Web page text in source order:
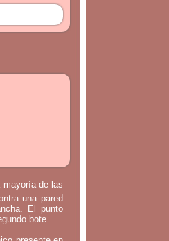
mayoría de las
una pared
El punto
bote.